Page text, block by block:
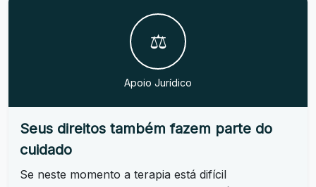
⚖️
Apoio Jurídico
Seus direitos também fazem parte do
cuidado
Se neste momento a terapia está difícil